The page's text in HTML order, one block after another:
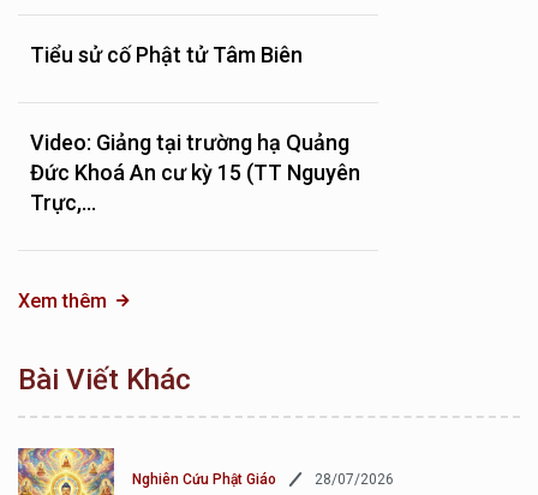
Tiểu sử cố Phật tử Tâm Biên
Video: Giảng tại trường hạ Quảng
Đức Khoá An cư kỳ 15 (TT Nguyên
Trực,...
Xem thêm
Bài Viết Khác
Nghiên Cứu Phật Giáo 28/07/2026